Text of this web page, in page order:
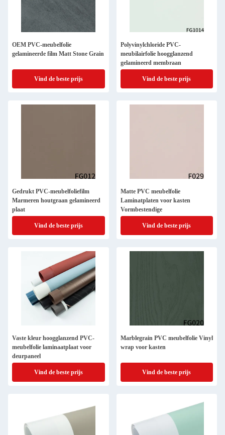
OEM PVC-meubelfolie
gelamineerde film Matt Stone Grain
Vind de beste prijs
Polyvinylchloride PVC-
meubilairfolie hoogglanzend
gelamineerd membraan
Vind de beste prijs
Gedrukt PVC-meubelfoliefilm
Marmeren houtgraan gelamineerd
plaat
Vind de beste prijs
Matte PVC meubelfolie
Laminatplaten voor kasten
Vormbestendige
Vind de beste prijs
Vaste kleur hoogglanzend PVC-
meubelfolie laminaatplaat voor
deurpaneel
Vind de beste prijs
Marblegrain PVC meubelfolie Vinyl
wrap voor kasten
Vind de beste prijs